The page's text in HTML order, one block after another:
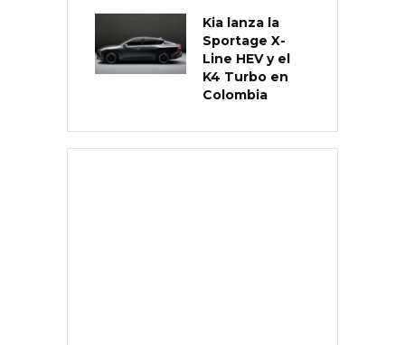
Kia lanza la
Sportage X-
Line HEV y el
K4 Turbo en
Colombia